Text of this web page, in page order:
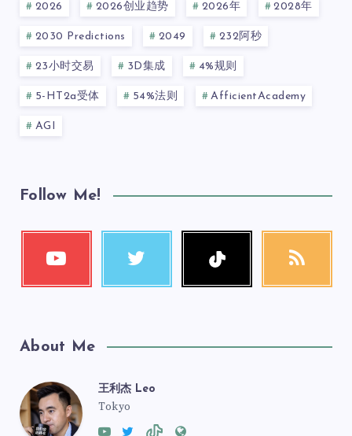
2026 2026创业趋势 2026年 2028年
2030 Predictions 2049 232阿秒
23小时交易 3D集成 4%规则
5-HT2a受体 54%法则 AfficientAcademy
AGI
Follow Me!
About Me
王利杰 Leo
Tokyo